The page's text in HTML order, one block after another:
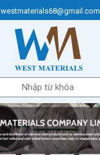
westmaterials68@gmail.com